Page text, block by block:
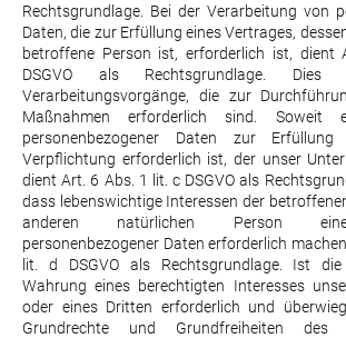
Rechtsgrundlage. Bei der Verarbeitung von
Daten, die zur Erfüllung eines Vertrages,
betroffene Person ist, erforderlich ist,
DSGVO als Rechtsgrundlage.
Verarbeitungsvorgänge, die zur
Maßnahmen erforderlich sind. Soweit
personenbezogener Daten zur Erfüllung
Verpflichtung erforderlich ist, der unser
dient Art. 6 Abs. 1 lit. c DSGVO als
dass lebenswichtige Interessen der
anderen natürlichen Person
personenbezogener Daten erforderlich
lit. d DSGVO als Rechtsgrundlage. Ist
Wahrung eines berechtigten Interesses
oder eines Dritten erforderlich und
Grundrechte und Grundfreiheiten des